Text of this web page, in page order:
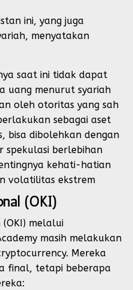
ini, yang juga
menyatakan
saat ini tidak dapat
uang menurut syariah
oleh otoritas yang sah
sebagai aset
bisa dibolehkan dengan
spekulasi berlebihan
kehati-hatian
volatilitas ekstrem
(OKI)
(OKI) melalui
masih melakukan
Mereka
final, tetapi beberapa